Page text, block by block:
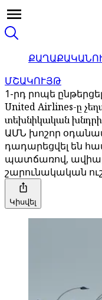
ՄՇԱԿՈՒՅԹ
1-րդ րոպե
United Airlines-ը
տեխնիկական
ԱՄՆ խոշոր
դադարեցվել են
պատճառով,
շարունակական
Կիսվել